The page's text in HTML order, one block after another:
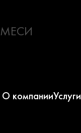
О компанииУслуги